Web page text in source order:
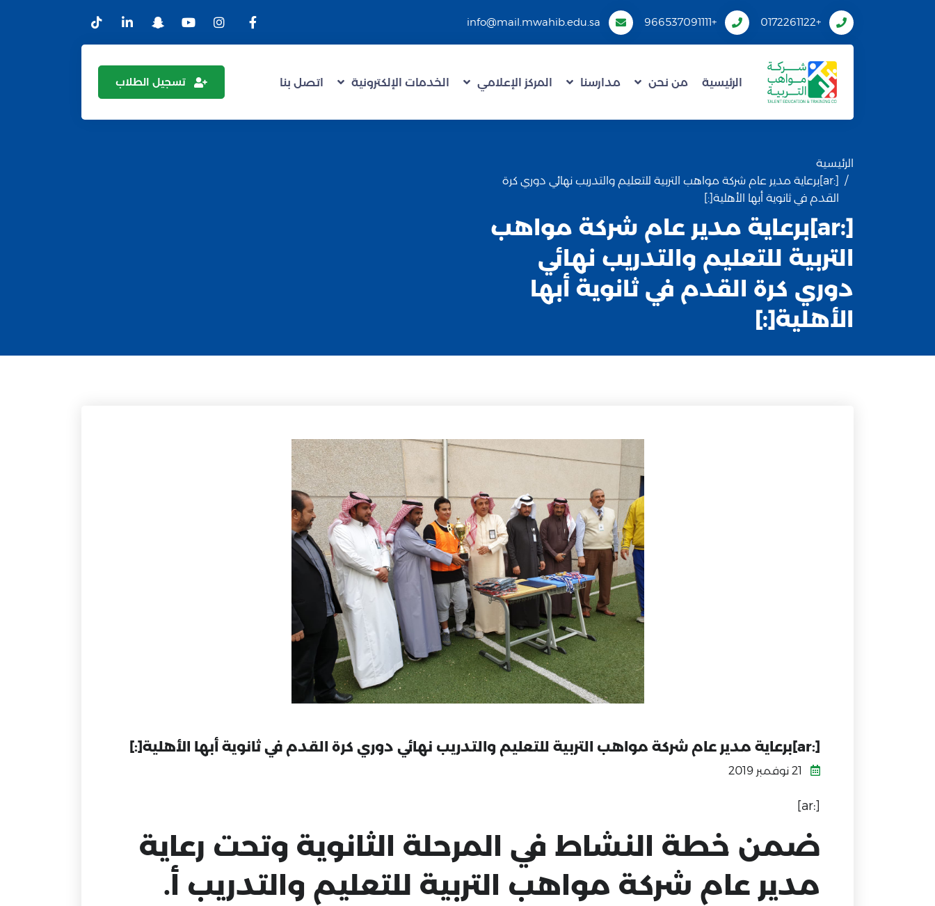
+0172261122
+966537091111
info@mail.mwahib.edu.sa
الرئيسية من نحن مدارسنا المركز الإعلامي الخدمات الإلكترونية اتصل بنا تسجيل الطلاب
الرئيسية
[:ar]برعاية مدير عام شركة مواهب التربية للتعليم والتدريب نهائي دوري كرة
القدم في ثانوية أبها الأهلية[:]
[:ar]برعاية مدير عام شركة مواهب
التربية للتعليم والتدريب نهائي
دوري كرة القدم في ثانوية أبها
الأهلية[:]
[:ar]برعاية مدير عام شركة مواهب التربية للتعليم والتدريب نهائي دوري كرة القدم في ثانوية أبها الأهلية[:]
[:ar]
ضمن خطة النشاط في المرحلة الثانوية وتحت رعاية
مدير عام شركة مواهب التربية للتعليم والتدريب أ.